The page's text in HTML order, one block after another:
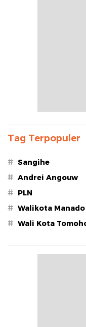
Tag Terpopuler
# Sangihe
# Andrei Angouw
# PLN
# Walikota Manado
# Wali Kota